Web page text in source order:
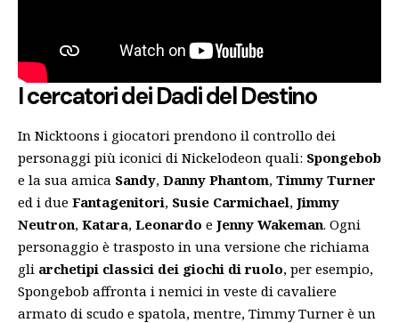
I cercatori dei Dadi del Destino
In Nicktoons i giocatori prendono il controllo dei
personaggi più iconici di Nickelodeon quali: Spongebob
e la sua amica Sandy, Danny Phantom, Timmy Turner
ed i due Fantagenitori, Susie Carmichael, Jimmy
Neutron, Katara, Leonardo e Jenny Wakeman. Ogni
personaggio è trasposto in una versione che richiama
gli archetipi classici dei giochi di ruolo, per esempio,
Spongebob affronta i nemici in veste di cavaliere
armato di scudo e spatola, mentre, Timmy Turner è un